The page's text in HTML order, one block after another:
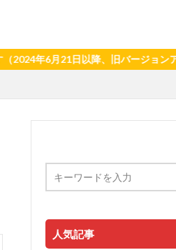
21日以降、旧バージョンアプリへ
人気記事